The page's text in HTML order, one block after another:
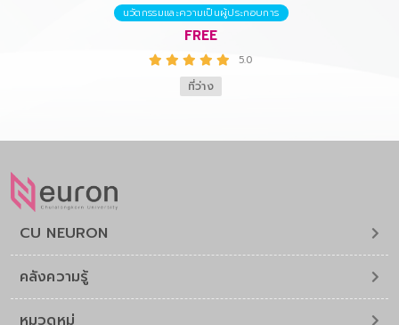
นวัตกรรมและความเป็นผู้ประกอบการ
FREE
5.0
ที่ว่าง
CU NEURON
คลังความรู้